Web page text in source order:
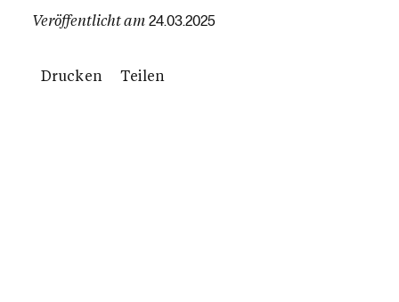
Veröffentlicht am 24.03.2025
Drucken Teilen